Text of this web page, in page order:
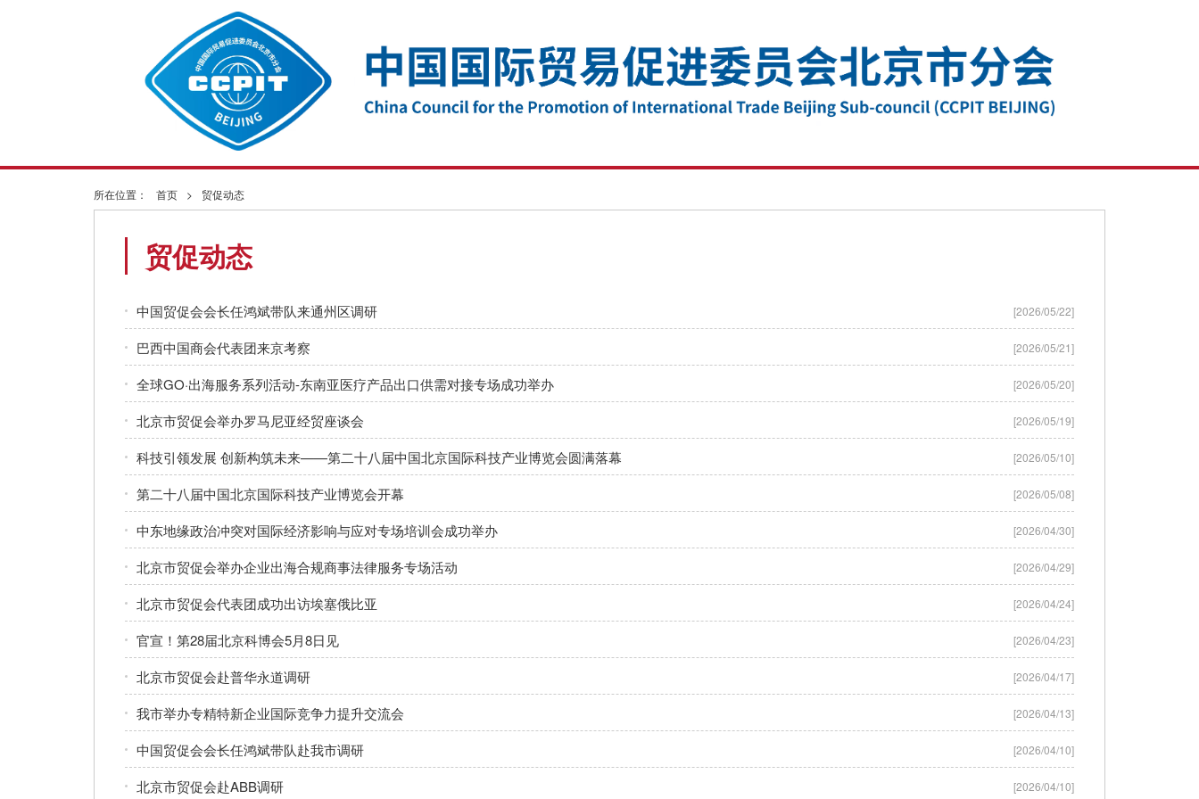
所在位置： 首页 > 贸促动态
贸促动态
中国贸促会会长任鸿斌带队来通州区调研 [2026/05/22]
巴西中国商会代表团来京考察 [2026/05/21]
全球GO·出海服务系列活动-东南亚医疗产品出口供需对接专场成功举办 [2026/05/20]
北京市贸促会举办罗马尼亚经贸座谈会 [2026/05/19]
科技引领发展 创新构筑未来——第二十八届中国北京国际科技产业博览会圆满落幕 [2026/05/10]
第二十八届中国北京国际科技产业博览会开幕 [2026/05/08]
中东地缘政治冲突对国际经济影响与应对专场培训会成功举办 [2026/04/30]
北京市贸促会举办企业出海合规商事法律服务专场活动 [2026/04/29]
北京市贸促会代表团成功出访埃塞俄比亚 [2026/04/24]
官宣！第28届北京科博会5月8日见 [2026/04/23]
北京市贸促会赴普华永道调研 [2026/04/17]
我市举办专精特新企业国际竞争力提升交流会 [2026/04/13]
中国贸促会会长任鸿斌带队赴我市调研 [2026/04/10]
北京市贸促会赴ABB调研 [2026/04/10]